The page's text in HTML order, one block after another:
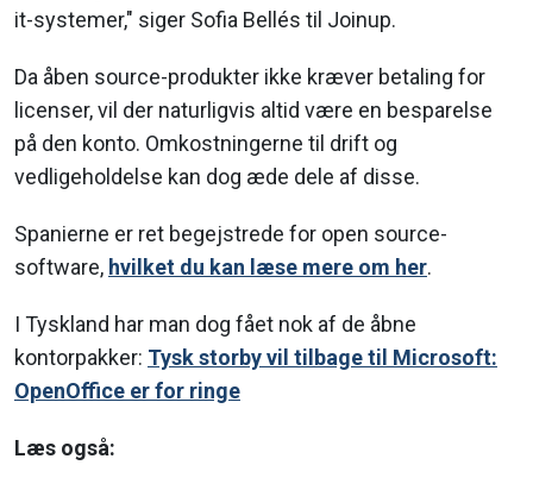
it-systemer," siger Sofia Bellés til Joinup.
Da åben source-produkter ikke kræver betaling for
licenser, vil der naturligvis altid være en besparelse
på den konto. Omkostningerne til drift og
vedligeholdelse kan dog æde dele af disse.
Spanierne er ret begejstrede for open source-
software, hvilket du kan læse mere om her.
I Tyskland har man dog fået nok af de åbne
kontorpakker: Tysk storby vil tilbage til Microsoft:
OpenOffice er for ringe
Læs også: